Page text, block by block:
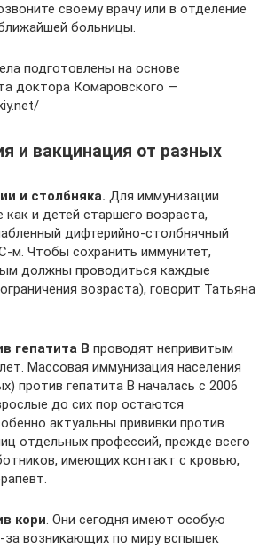
своему врачу или в отделение
больницы.
подготовлены на основе
доктора Комаровского —
и вакцинация от разных
и столбняка. Для иммунизации
как и детей старшего возраста,
дифтерийно-столбнячный
м. Чтобы сохранить иммунитет,
должны проводиться каждые
возраста), говорит Татьяна
гепатита В проводят непривитым
Массовая иммунизация населения
против гепатита В началась с 2006
до сих пор остаются
актуальны прививки против
отдельных профессий, прежде всего
имеющих контакт с кровью,
кори. Они сегодня имеют особую
за возникающих по миру вспышек